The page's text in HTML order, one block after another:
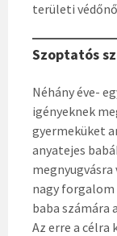
területi
Szoptatós
Néhány éve-
igényeknek
gyermeküket
anyatejes
megnyugvásra
nagy
baba számára
Az erre a